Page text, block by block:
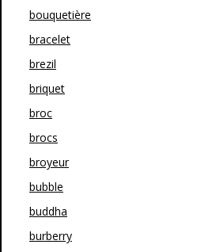
bouquetière
bracelet
brezil
briquet
broc
brocs
broyeur
bubble
buddha
burberry